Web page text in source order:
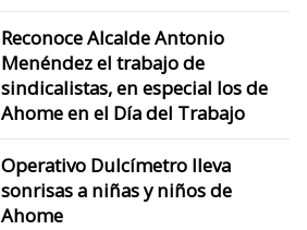
Reconoce Alcalde Antonio
Menéndez el trabajo de
sindicalistas, en especial los de
Ahome en el Día del Trabajo
Operativo Dulcímetro lleva
sonrisas a niñas y niños de
Ahome